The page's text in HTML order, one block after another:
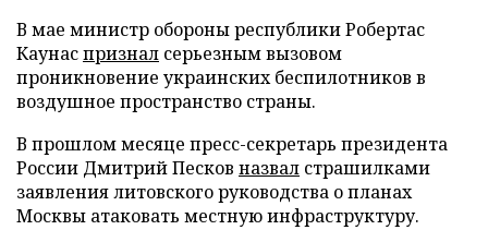
В мае министр обороны республики Робертас
Каунаспризнал серьезным вызовом
проникновение украинских беспилотников в
воздушное пространство страны.
В прошлом месяце пресс-секретарь президента
России Дмитрий Песков назвал страшилками
заявления литовского руководства о планах
Москвы атаковать местную инфраструктуру.